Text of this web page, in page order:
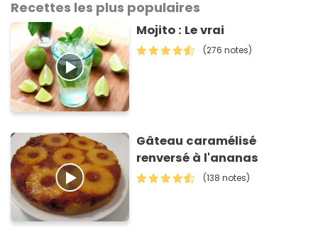
Recettes les plus populaires
Mojito : Le vrai
(276 notes)
Gâteau caramélisé
renversé à l'ananas
(138 notes)